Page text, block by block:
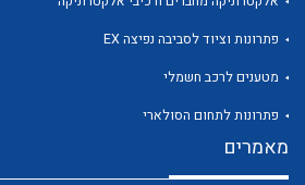
לכל מוצרי היצרן
פתרונות וציוד לסביבה נפיצה EX
מטענים לרכב חשמלי
פתרונות לתחום הסולארי
מאמרים